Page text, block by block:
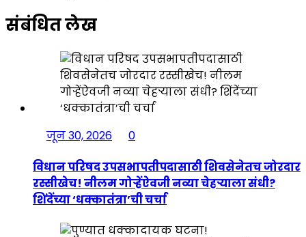
संबंधित लेख
जून 30, 2026
0
विधान परिषद उपसभापतीपदासाठी शिवसेनेतच जोरदार
रस्सीखेच! नीलम गोऱ्हेंऐवजी नव्या चेहऱ्याला संधी?
शिंदेंच्या ‘धक्कातंत्रा’ची चर्चा